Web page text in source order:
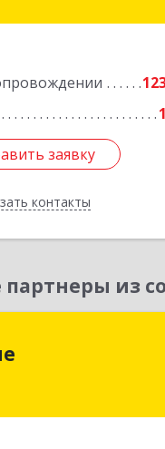
1
заявку
контакты
заявку
Назад
из
Респ, Сыктывкар г,